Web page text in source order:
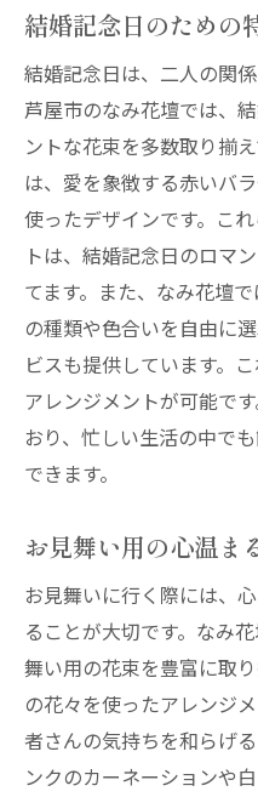
結婚記念日のための
結婚記念日は、二人の関
芦屋市のなみ花壇では、
ントな花束を多数取り揃
は、愛を象徴する赤いバ
使ったデザインです。こ
トは、結婚記念日のロマ
てます。また、なみ花壇
の種類や色合いを自由に
ビスも提供しています。
アレンジメントが可能で
おり、忙しい生活の中で
できます。
お見舞い用の心温ま
お見舞いに行く際には、
ることが大切です。なみ
舞い用の花束を豊富に取
の花々を使ったアレンジ
者さんの気持ちを和らげ
ンクのカーネーションや